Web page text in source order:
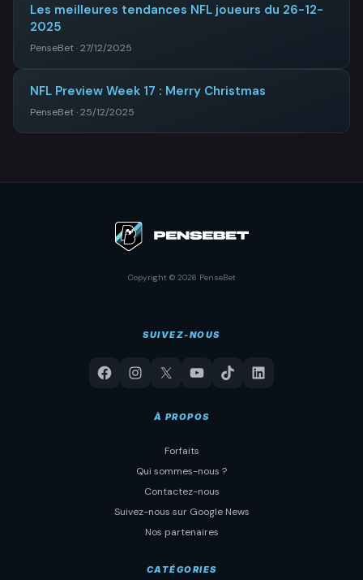
Les meilleures tendances NFL joueurs du 26-12-
2025
PenseBet · 27/12/2025
NFL Preview Week 17 : Merry Christmas
PenseBet · 25/12/2025
Copyright © 2026 PenseBet
SUIVEZ-NOUS
À PROPOS
Forfaits
Qui sommes-nous ?
Contactez-nous
Suivez-nous sur Google News
Nos partenaires
CATÉGORIES